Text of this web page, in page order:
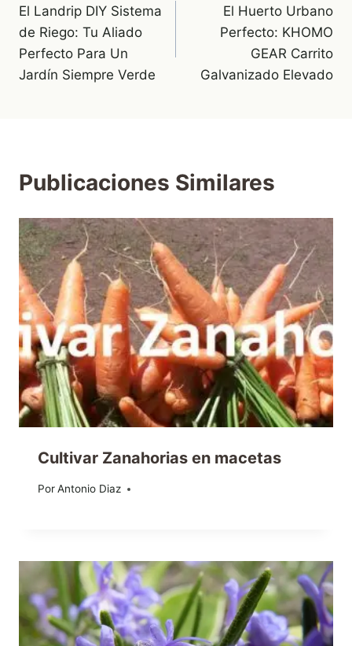
de
entradas
El Landrip DIY Sistema
de Riego: Tu Aliado
Perfecto Para Un
Jardín Siempre Verde
El Huerto Urbano
Perfecto: KHOMO
GEAR Carrito
Galvanizado Elevado
Publicaciones Similares
Cultivar Zanahorias en macetas
PorAntonio Diaz
20/06/2014